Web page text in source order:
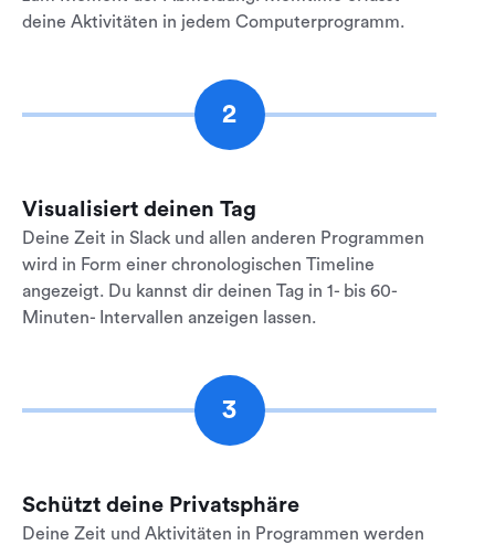
deine Aktivitäten in jedem Computerprogramm.
2
Visualisiert deinen Tag
Deine Zeit in Slack und allen anderen Programmen
wird in Form einer chronologischen Timeline
angezeigt. Du kannst dir deinen Tag in 1- bis 60-
Minuten- Intervallen anzeigen lassen.
3
Schützt deine Privatsphäre
Deine Zeit und Aktivitäten in Programmen werden